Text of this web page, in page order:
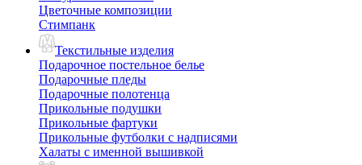
Цветочные композиции
Стимпанк
Текстильные изделия
Подарочное постельное белье
Подарочные пледы
Подарочные полотенца
Прикольные подушки
Прикольные фартуки
Прикольные футболки с надписями
Халаты с именной вышивкой